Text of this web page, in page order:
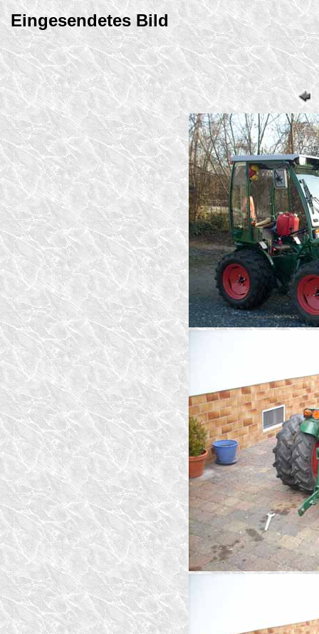
Eingesendetes Bild